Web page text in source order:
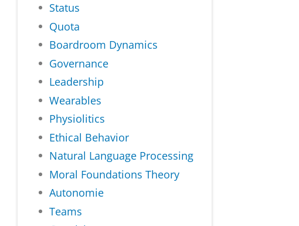
Status
Quota
Boardroom Dynamics
Governance
Leadership
Wearables
Physiolitics
Ethical Behavior
Natural Language Processing
Moral Foundations Theory
Autonomie
Teams